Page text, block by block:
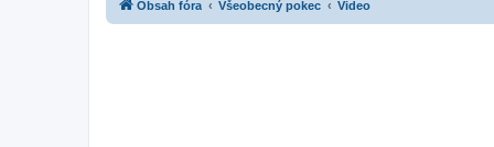
Obsah fóra Všeobecný pokec Video